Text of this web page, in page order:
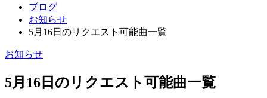
ブログ
お知らせ
5月16日のリクエスト可能曲一覧
お知らせ
5月16日のリクエスト可能曲一覧